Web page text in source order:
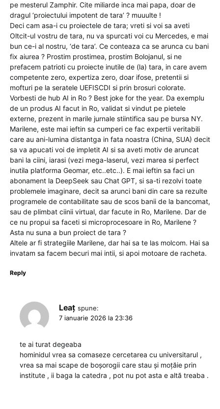
pe mesterul Zamphir. Cite miliarde inca mai papa, doar de
dragul ‘proiectului impotent de tara’ ? muuulte !
Deci cam asa-i cu proiectele de tara; vreti si voi sa aveti
Oltcit-ul vostru de tara, nu va spurcati voi cu Mercedes, e mai
bun ce-i al nostru, ‘de tara’. Ce conteaza ca se arunca cu bani
fix aiurea ? Prostim prostimea, prostim Bolojanul, si ne
prefacem patrioti cu proiecte inutile de (la) tara, in care avem
competente zero, expertiza zero, doar ifose, pretentii si
mofturi pe la seratele UEFISCDI si prin brosuri colorate.
Vorbesti de hub AI in Ro ? Best joke for the year. Da exemplu
de un produs AI facut in Ro, validat si vindut pe pietele
externe, prezent in marile jurnale stiintifica sau pe bursa NY.
Marilene, este mai ieftin sa cumperi ce fac expertii veritabili
care au ani-lumina distantga in fata noastra (China, SUA) decit
sa va apucati voi de impletit AI si sa aveti motiv de aruncat
bani la ciini, iarasi (vezi mega-laserul, vezi marea si perfect
inutila platforma Geomar, etc..etc..). E mai ieftin sa faci un
abonament la DeepSeek sau Chat GPT, si sa-ti rezolvi toate
problemele imaginare, decit sa arunci bani din care sa rezulte
programele de contabilitate sau de scos banii de la bancomat,
sau de plimbat ciinii virtual, dar facute in Ro, Marilene. Dar de
ce nu propui sa faceti si microprocesoare in Ro, Marilene ?
Asta nu suna a bun proiect de tara ?
Altele ar fi strategiile Marilene, dar hai sa te las molcom. Hai sa
invatam sa facem becuri mai intii, si apoi motoare de racheta.
Reply
Leaț spune:
7 ianuarie 2026 la 23:36
te ai turat degeaba
hominidul vrea sa comaseze cercetarea cu universitarul ,
vrea sa mai scape de boșorogii care stau și moțăie prin
institute , ii baga la catedra , pot nu pot asta e altă treaba .